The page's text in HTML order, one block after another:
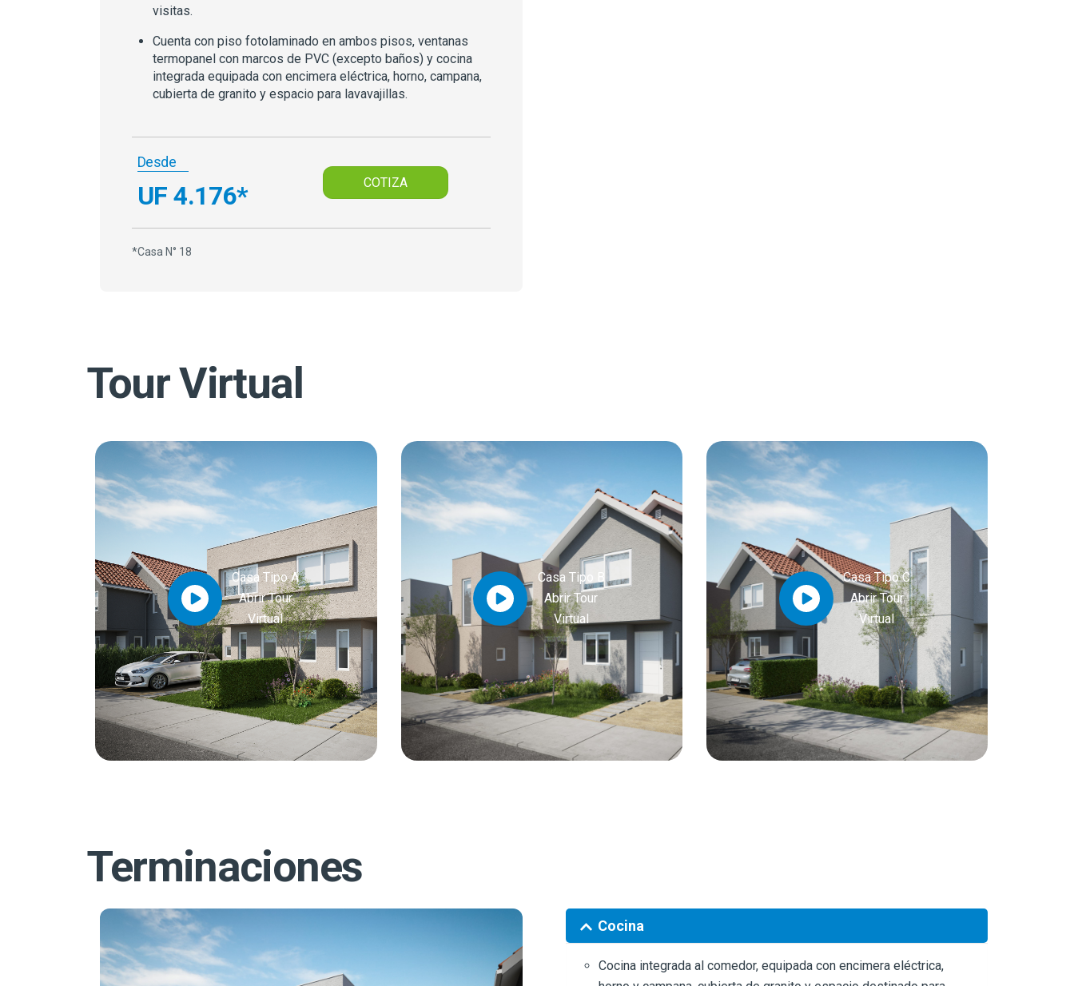
visitas.
Cuenta con piso fotolaminado en ambos pisos, ventanas
termopanel con marcos de PVC (excepto baños) y cocina
integrada equipada con encimera eléctrica, horno, campana,
cubierta de granito y espacio para lavavajillas.
Desde
UF 4.176* COTIZA
*Casa N° 18
Tour Virtual
Casa Tipo A
Abrir Tour
Virtual
Casa Tipo B
Abrir Tour
Virtual
Casa Tipo C
Abrir Tour
Virtual
Terminaciones
Cocina
Cocina integrada al comedor, equipada con encimera eléctrica,